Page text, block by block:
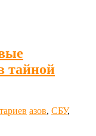
тайной
азов, СБУ,